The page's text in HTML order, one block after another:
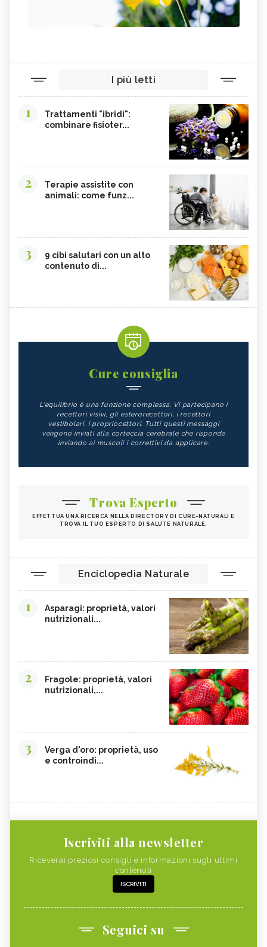
I più letti
1
Trattamenti "ibridi":
combinare fisioter...
2
Terapie assistite con
animali: come funz...
3
9 cibi salutari con un alto
contenuto di...
Cure consiglia
L'equilibrio è una funzione complessa. Vi partecipano i
recettori visivi, gli esterorecettori, i recettori
vestibolari, i propriocettori. Tutti questi messaggi
vengono inviati alla corteccia cerebrale che risponde
inviando ai muscoli i correttivi da applicare.
Trova Esperto
EFFETTUA UNA RICERCA NELLA DIRECTORY DI CURE-NATURALI E
TROVA IL TUO ESPERTO DI SALUTE NATURALE.
Enciclopedia Naturale
1
Asparagi: proprietà, valori
nutrizionali...
2
Fragole: proprietà, valori
nutrizionali,...
3
Verga d'oro: proprietà, uso
e controindi...
Iscriviti alla newsletter
Riceverai preziosi consigli e informazioni sugli ultimi
contenuti
ISCRIVITI
Seguici su